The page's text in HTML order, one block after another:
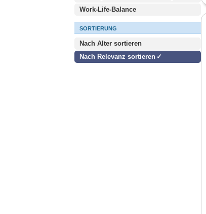
Work-Life-Balance
SORTIERUNG
Nach Alter sortieren
Nach Relevanz sortieren